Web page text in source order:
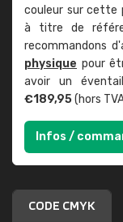
couleur sur cette
à titre de
recommandons
physique pour
avoir un
€189,95(hors
Infos /
CODE CMYK